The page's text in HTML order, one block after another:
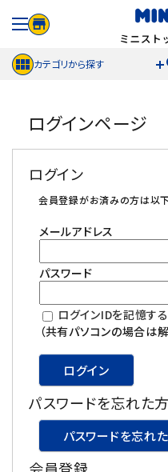
カテゴリから探す
meeting_room ログイン person
セール商品
カテゴリから探す
冷凍食品
スイーツ
お菓子
酒類
ログインページ
ログイン
会員登録がお済みの方は以下
メールアドレス
パスワード
ログインIDを記憶する
（共有パソコンの場合は
ログイン
パスワードを忘れた方
パスワードを忘れ
会員登録